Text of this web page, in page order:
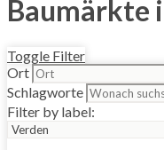
Baumärkte
Toggle Filter
Ort
Schlagworte
Filter by label: